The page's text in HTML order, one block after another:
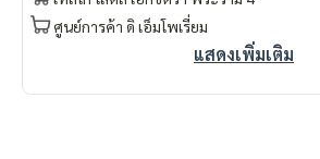
ศูนย์การค้า ดิ เอ็มโพเรี่ยม
แสดงเพิ่มเติม